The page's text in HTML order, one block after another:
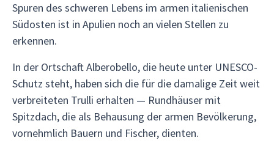
Spuren des schweren Lebens im armen italienischen
Südosten ist in Apulien noch an vielen Stellen zu
erkennen.
In der Ortschaft Alberobello, die heute unter UNESCO-
Schutz steht, haben sich die für die damalige Zeit weit
verbreiteten Trulli erhalten — Rundhäuser mit
Spitzdach, die als Behausung der armen Bevölkerung,
vornehmlich Bauern und Fischer, dienten.